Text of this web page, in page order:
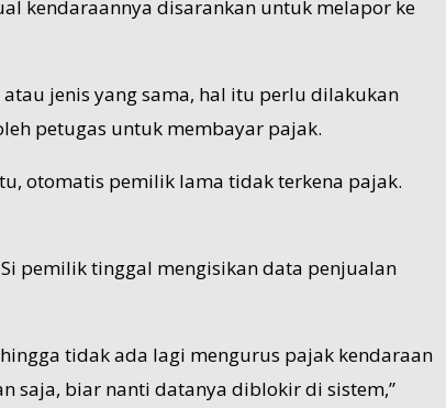
kendaraannya disarankan untuk melapor ke
jenis yang sama, hal itu perlu dilakukan
petugas untuk membayar pajak.
otomatis pemilik lama tidak terkena pajak.
pemilik tinggal mengisikan data penjualan
tidak ada lagi mengurus pajak kendaraan
saja, biar nanti datanya diblokir di sistem,”